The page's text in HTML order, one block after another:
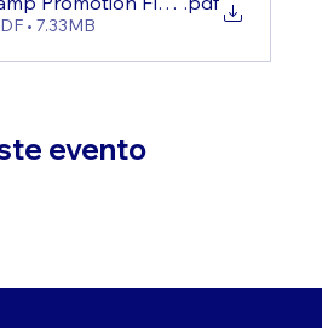
• 7.33MB
evento